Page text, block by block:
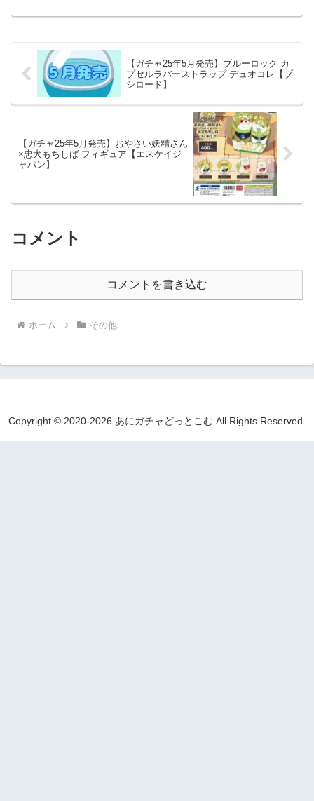
【ガチャ25年5月発売】ブルーロック カ
プセルラバーストラップ デュオコレ【ブ
シロード】
【ガチャ25年5月発売】おやさい妖精さん
×忠犬もちしば フィギュア【エスケイジ
ャパン】
コメント
コメントを書き込む
ホーム その他
Copyright © 2020-2026 あにガチャどっとこむ All Rights Reserved.